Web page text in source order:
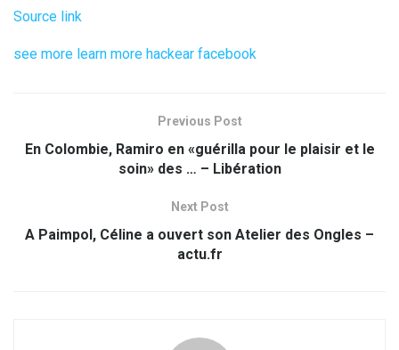
Source link
see more learn more hackear facebook
Previous Post
En Colombie, Ramiro en «guérilla pour le plaisir et le
soin» des … – Libération
Next Post
A Paimpol, Céline a ouvert son Atelier des Ongles –
actu.fr